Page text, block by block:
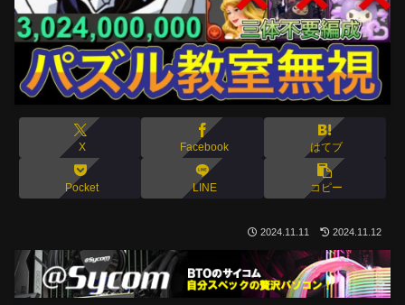
X Facebook はてブ
Pocket LINE コピー
2024.11.11 2024.11.12